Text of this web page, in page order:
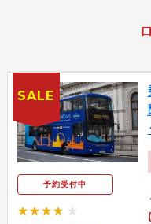
予約受付中
★★★★ ★
SALE